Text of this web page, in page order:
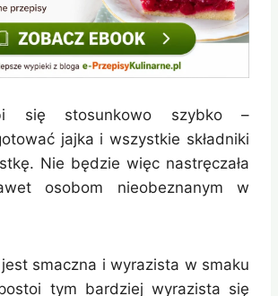
się stosunkowo szybko –
jajka i wszystkie składniki
Nie będzie więc nastręczała
osobom nieobeznanym w
jest smaczna i wyrazista w smaku
tym bardziej wyrazista się